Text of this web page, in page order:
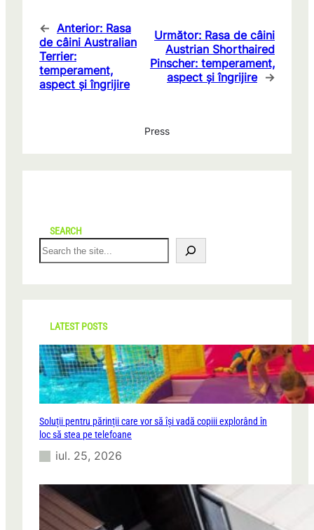
← Anterior: Rasa
de câini Australian
Terrier:
temperament,
aspect și îngrijire
Următor: Rasa de câini
Austrian Shorthaired
Pinscher: temperament,
aspect și îngrijire →
Press
SEARCH
S
e
r
c
LATEST POSTS
Soluții pentru părinții care vor să își vadă copiii explorând în
loc să stea pe telefoane
iul. 25, 2026